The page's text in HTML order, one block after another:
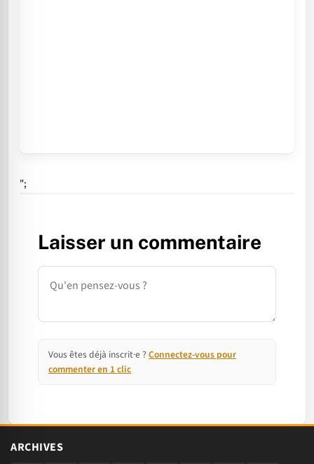
";
Laisser un commentaire
Commentaire
Vous êtes déjà inscrit·e ? Connectez-vous pour
commenter en 1 clic
ARCHIVES